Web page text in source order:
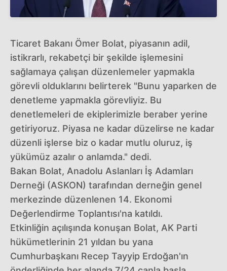
Ticaret Bakanı Ömer Bolat, piyasanın adil,
istikrarlı, rekabetçi bir şekilde işlemesini
sağlamaya çalışan düzenlemeler yapmakla
görevli olduklarını belirterek "Bunu yaparken de
denetleme yapmakla görevliyiz. Bu
denetlemeleri de ekiplerimizle beraber yerine
getiriyoruz. Piyasa ne kadar düzelirse ne kadar
düzenli işlerse biz o kadar mutlu oluruz, iş
yükümüz azalır o anlamda." dedi.
Bakan Bolat, Anadolu Aslanları İş Adamları
Derneği (ASKON) tarafından derneğin genel
merkezinde düzenlenen 14. Ekonomi
Değerlendirme Toplantısı'na katıldı.
Etkinliğin açılışında konuşan Bolat, AK Parti
hükümetlerinin 21 yıldan bu yana
Cumhurbaşkanı Recep Tayyip Erdoğan'ın